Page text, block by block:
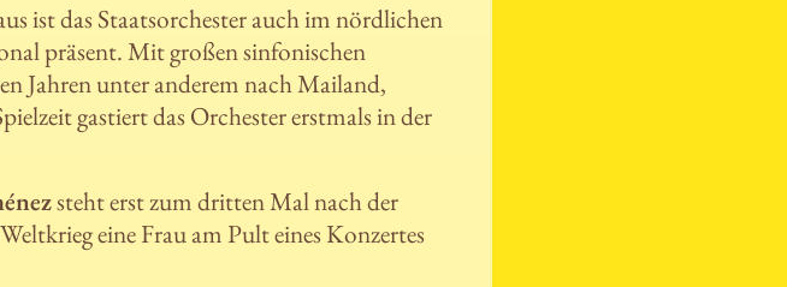
ist das Staatsorchester auch im nördlichen
präsent. Mit großen sinfonischen
Jahren unter anderem nach Mailand,
gastiert das Orchester erstmals in der
steht erst zum dritten Mal nach der
eine Frau am Pult eines Konzertes